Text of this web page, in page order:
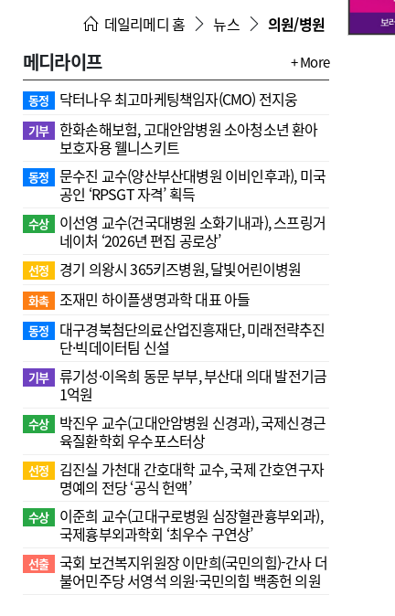
지침·기준·평가 약제급여 심사 결과
데일리메디 홈 뉴스 의원/병원
메디라이프 + More
동정 닥터나우 최고마케팅책임자(CMO) 전지웅
기부 한화손해보험, 고대안암병원 소아청소년 환아
보호자용 웰니스키트
동정
문수진 교수( 양산부산대병원 이비인후과), 미국
공인 ‘RPSGT 자격’ 획득
수상
이선영 교수(건국대병원 소화기내과), 스프링거
네이처 ‘2026년 편집 공로상’
선정 경기 의왕시 365키즈병원, 달빛어린이병원
화촉 조재민 하이플생명과학 대표 아들
동정
대구경북첨단의료산업진흥재단, 미래전략추진
단·빅데이터팀 신설
기부 류기성·이옥희 동문 부부, 부산대 의대 발전기금
1억원
수상
박진우 교수(고대안암병원 신경과), 국제신경근
육질환학회 우수포스터상
선정
김진실 가천대 간호대학 교수, 국제 간호연구자
명예의 전당 ‘공식 헌액’
수상
이준희 교수(고대구로병원 심장혈관흉부외과),
국제흉부외과학회 ‘최우수 구연상’
선출 국회 보건복지위원장 이만희(국민의힘)-간사 더
불어민주당 서영석 의원·국민의힘 백종헌 의원